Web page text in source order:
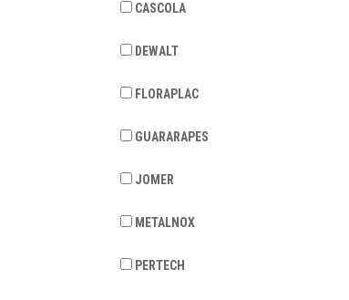
CASCOLA
DEWALT
FLORAPLAC
GUARARAPES
JOMER
METALNOX
PERTECH